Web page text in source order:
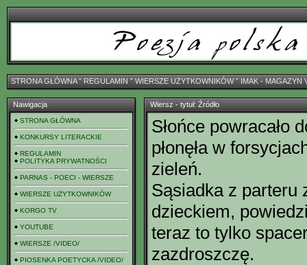
STRONA GŁÓWNAˇ REGULAMIN ˇ WIERSZE UŻYTKOWNIKÓWˇ IMAK - MAGAZYN
Nawigacja
STRONA GŁÓWNA
KONKURSY LITERACKIE
REGULAMIN
POLITYKA PRYWATNOŚCI
PARNAS - POECI - WIERSZE
WIERSZE UŻYTKOWNIKÓW
KORGO TV
YOUTUBE
WIERSZE /VIDEO/
PIOSENKA POETYCKA /VIDEO/
Wiersz - tytuł: Źródło
Słońce powracało
płonęła w
zieleń.
Sąsiadka z parteru
dzieckiem,
teraz to tylko
zazdroszczę.